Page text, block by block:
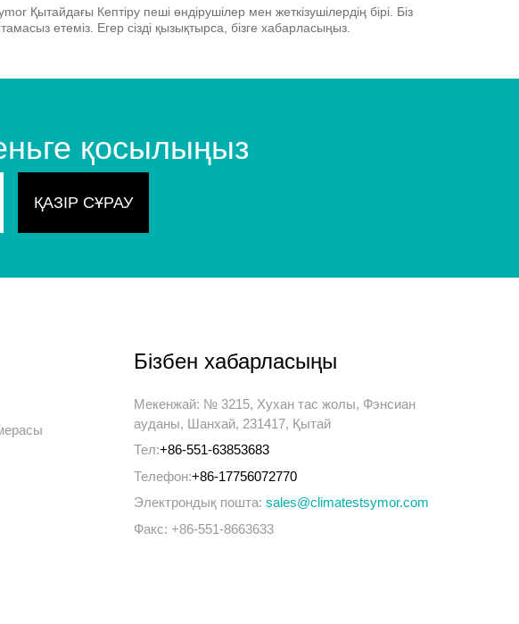
Қытайдағы Кептіру пеші өндірушілер мен жеткізушілердің бірі. Біз
етеміз. Егер сізді қызықтырса, бізге хабарласыңыз.
қосылыңыз
Бізбен хабарласыңы
Мекенжай: № 3215, Хухан тас жолы, Фэнсиан
ауданы, Шанхай, 231417, Қытай
Тел:+86-551-63853683
Телефон:+86-17756072770
Электрондық пошта: sales@climatestsymor.com
Факс: +86-551-8663633